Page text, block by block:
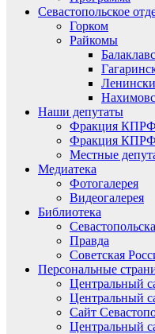
Севастопольское
Горком
Райкомы
Наши депутаты
Фракция КПРФ
Фракция КПРФ
Местные
Медиатека
Фотогалерея
Видеогалерея
Библиотека
Правда
Советская
Персональные
Центральный
Центральный
Сайт
Центральный